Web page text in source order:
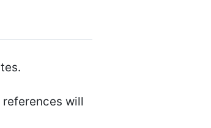
references will